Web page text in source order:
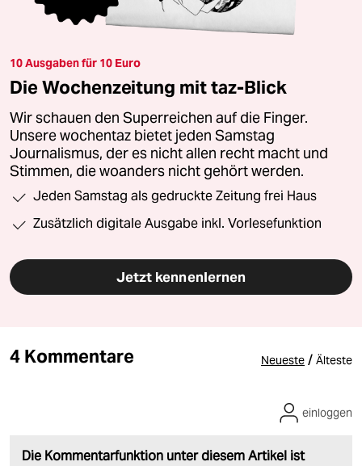
10 Ausgaben für 10 Euro
Die Wochenzeitung mit taz-Blick
Wir schauen den Superreichen auf die Finger.
Unsere wochentaz bietet jeden Samstag
Journalismus, der es nicht allen recht macht und
Stimmen, die woanders nicht gehört werden.
Jeden Samstag als gedruckte Zeitung frei Haus
Zusätzlich digitale Ausgabe inkl. Vorlesefunktion
Jetzt kennenlernen
4 Kommentare Neueste / Älteste
Die Kommentarfunktion unter diesem Artikel ist
einloggen